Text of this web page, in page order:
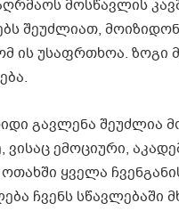
მოსწავლის
შეუძლიათ,
უსაფრთხოა. ზოგი
გავლენა
ვისაც ემოციური,
ყველა
ჩვენს